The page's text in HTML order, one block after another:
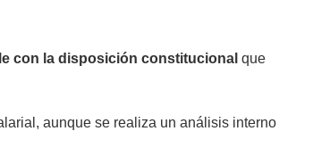
con la disposición constitucional que
aunque se realiza un análisis interno